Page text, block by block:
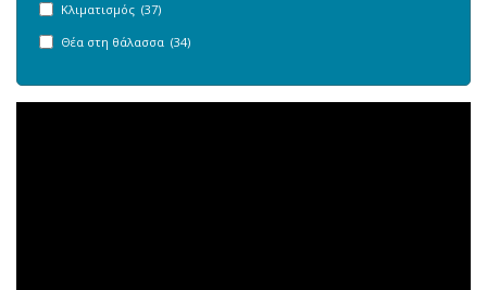
Κλιματισμός (37)
Θέα στη θάλασσα (34)